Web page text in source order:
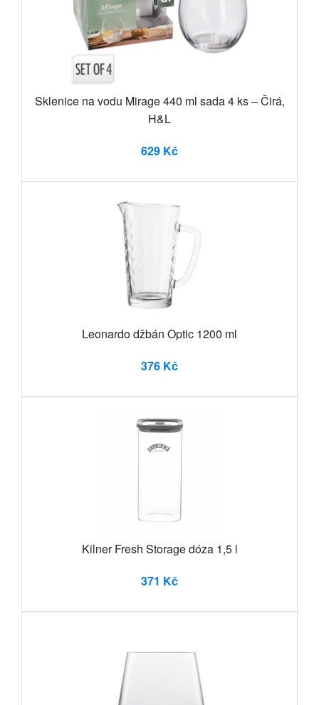
Sklenice na vodu Mirage 440 ml sada 4 ks – Čirá,
H&L
629 Kč
Leonardo džbán Optic 1200 ml
376 Kč
Kilner Fresh Storage dóza 1,5 l
371 Kč